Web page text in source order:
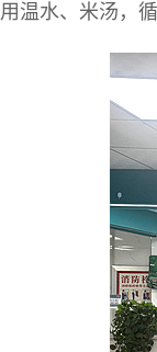
用温水、米汤，